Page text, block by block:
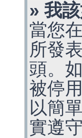
» 我
當您
所發
頭。
被停
以簡
實遵